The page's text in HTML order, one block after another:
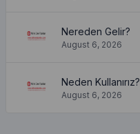
Nereden Gelir?
August 6, 2026
Neden Kullanırız?
August 6, 2026